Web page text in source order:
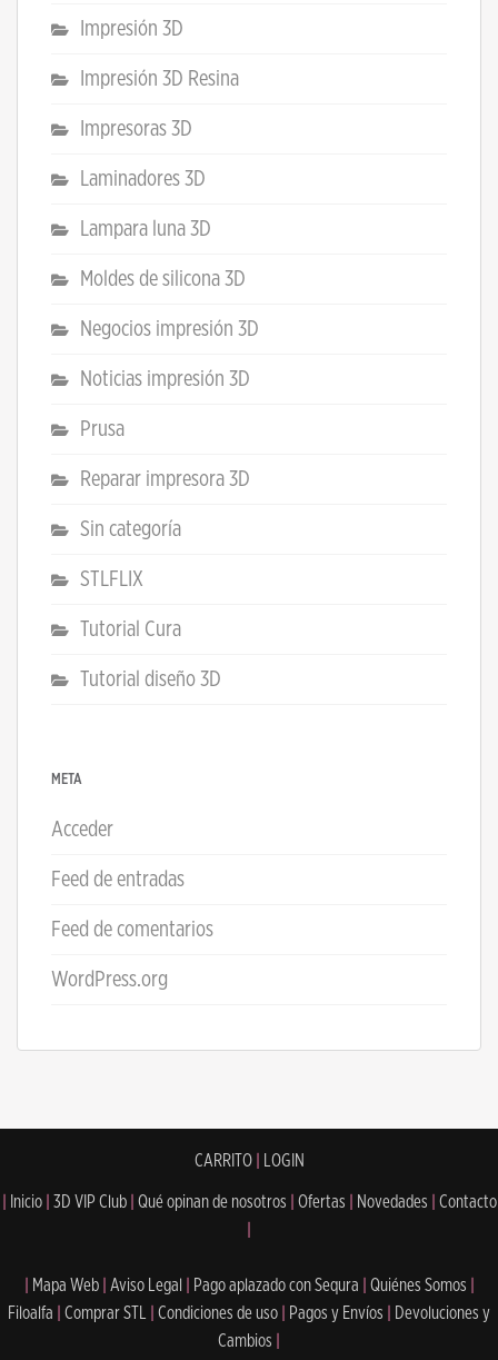
Impresión 3D
Impresión 3D Resina
Impresoras 3D
Laminadores 3D
Lampara luna 3D
Moldes de silicona 3D
Negocios impresión 3D
Noticias impresión 3D
Prusa
Reparar impresora 3D
Sin categoría
STLFLIX
Tutorial Cura
Tutorial diseño 3D
META
Acceder
Feed de entradas
Feed de comentarios
WordPress.org
CARRITO| LOGIN
Inicio 3D VIP Club Qué opinan de nosotros Ofertas Novedades
Contacto
Mapa Web Aviso Legal Pago aplazado con Sequra Quiénes Somos
Filoalfa
Comprar STL Condiciones de uso Pagos y Envíos
Devoluciones y
Cambios